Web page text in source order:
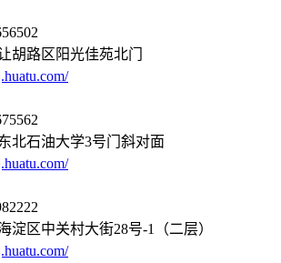
胡路区阳光佳苑北门
北石油大学3号门斜对面
淀区中关村大街28号-1（二层）